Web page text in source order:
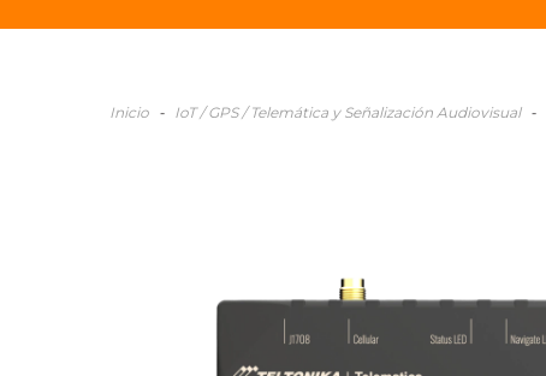
Inicio - IoT / GPS / Telemática y Señalización Audiovisual -